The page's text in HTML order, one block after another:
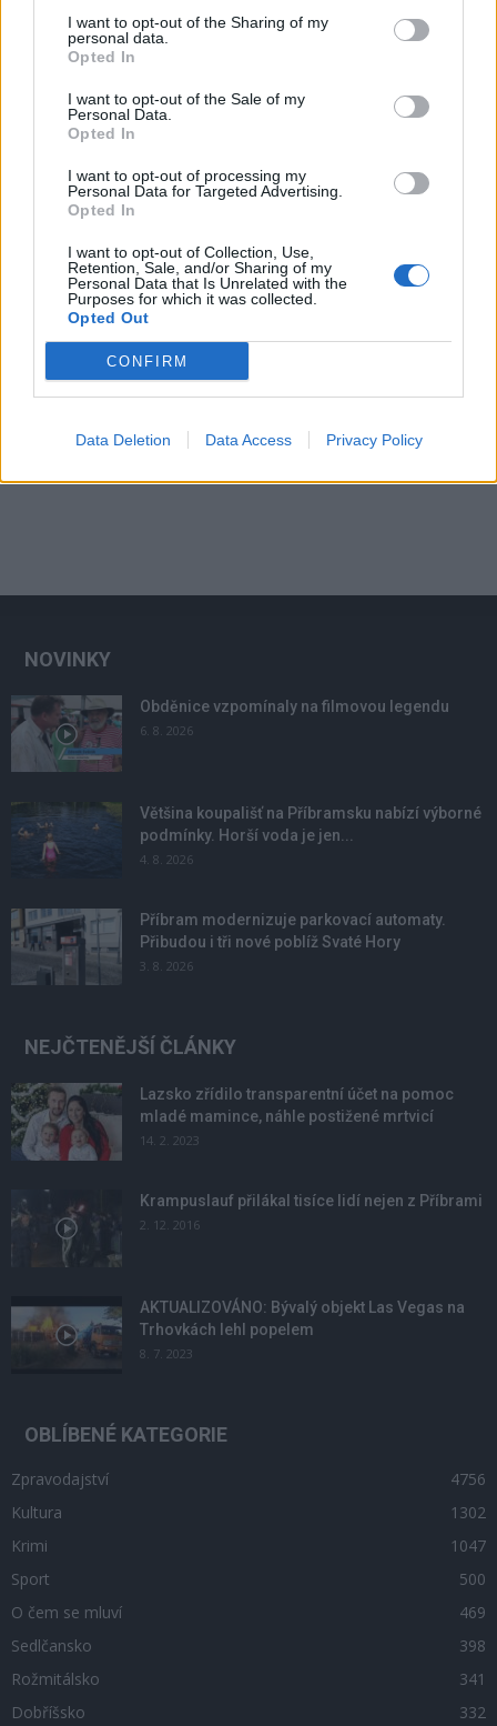
I want to opt-out of the Sharing of my
personal data.
Opted In
I want to opt-out of the Sale of my
Personal Data.
Opted In
I want to opt-out of processing my
Personal Data for Targeted Advertising.
Opted In
I want to opt-out of Collection, Use,
Retention, Sale, and/or Sharing of my
Personal Data that Is Unrelated with the
Purposes for which it was collected.
Opted Out
CONFIRM
Data Deletion Data Access Privacy Policy
Rožmitálští hasiči sbírají ocenění
i reprezentují město doma i v zahraničí
Rožmitálský zámek představí obrazy
koncert i fotografická výstava
NOVINKY
Obděnice vzpomínaly na filmovou legendu
6. 8. 2026
Většina koupališť na Příbramsku nabízí výborné
podmínky. Horší voda je jen...
4. 8. 2026
Příbram modernizuje parkovací automaty.
Přibudou i tři nové poblíž Svaté Hory
3. 8. 2026
NEJČTENĚJŠÍ ČLÁNKY
Lazsko zřídilo transparentní účet na pomoc
mladé mamince, náhle postižené mrtvicí
14. 2. 2023
Krampuslauf přilákal tisíce lidí nejen z Příbrami
2. 12. 2016
AKTUALIZOVÁNO: Bývalý objekt Las Vegas na
Trhovkách lehl popelem
8. 7. 2023
OBLÍBENÉ KATEGORIE
Zpravodajství
4756
Kultura
1302
Krimi
1047
Sport
500
O čem se mluví
469
Sedlčansko
398
Rožmitálsko
341
Dobříšsko
332